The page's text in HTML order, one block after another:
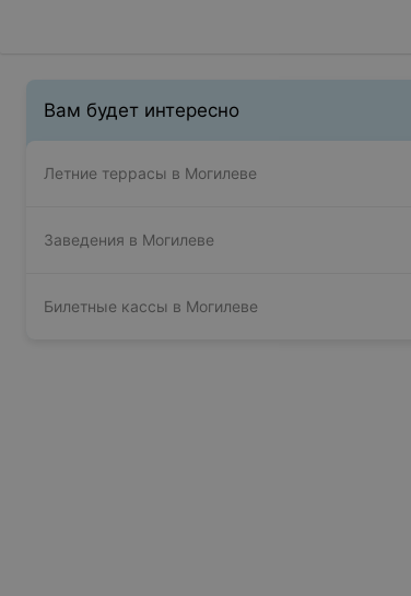
Вам будет интересно
Летние террасы в Могилеве
Заведения в Могилеве
Билетные кассы в Могилеве